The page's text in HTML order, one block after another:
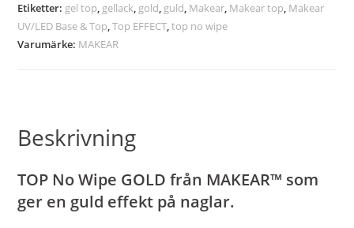
Etiketter: gel top, gellack, gold, guld, Makear, Makear top, Makear
UV/LED Base & Top,Top EFFECT,top no wipe
Varumärke: MAKEAR
Beskrivning
TOP No Wipe GOLDfrån MAKEAR™ som
ger en guld effekt på naglar.